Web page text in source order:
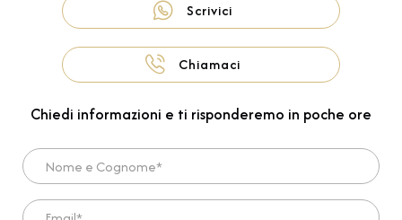
Scrivici
Chiamaci
Chiedi informazioni e ti risponderemo in poche ore
Nome e Cognome*
Email*